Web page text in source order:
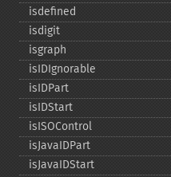
isdefined
isdigit
isgraph
isIDIgnorable
isIDPart
isIDStart
isISOControl
isJavaIDPart
isJavaIDStart